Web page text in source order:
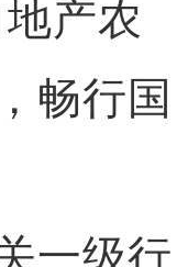
产农
畅行国
级行